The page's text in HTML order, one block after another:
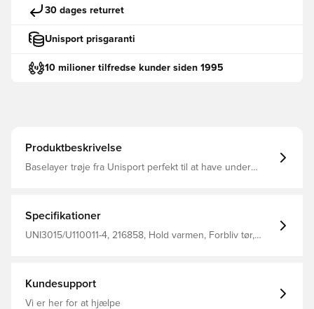
30 dages returret
Unisport prisgaranti
10 milioner tilfredse kunder siden 1995
Produktbeskrivelse
Baselayer trøje fra Unisport perfekt til at have under
design for maksimal komfort Fremstillet i 92% polyester
og 8% elastan.
Specifikationer
UNI3015/U110011-4, 216858, Hold varmen, Forbliv tør,
Kundesupport
Vi er her for at hjælpe